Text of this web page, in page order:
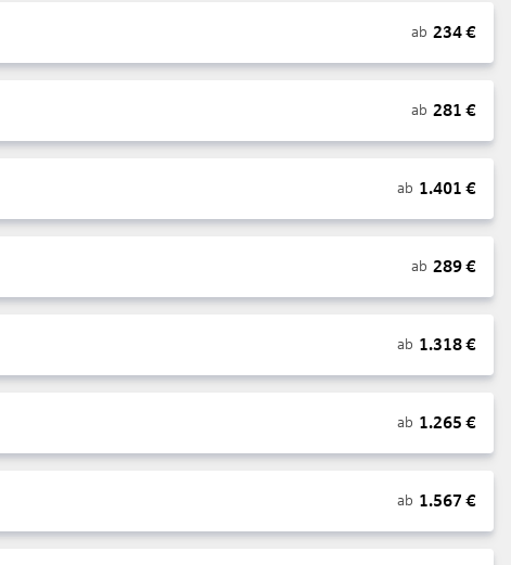
ab 234€
ab 281 €
ab 1.401 €
ab 289€
ab 1.318€
ab 1.265 €
ab 1.567 €